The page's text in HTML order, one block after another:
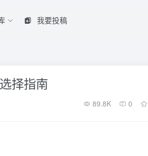
我要投稿
择指南
89.8K 0